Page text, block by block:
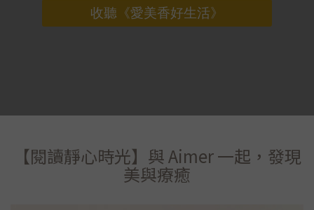
收聽《愛美香好生活》
【閱讀靜心時光】與 Aimer 一起，發現
美與療癒